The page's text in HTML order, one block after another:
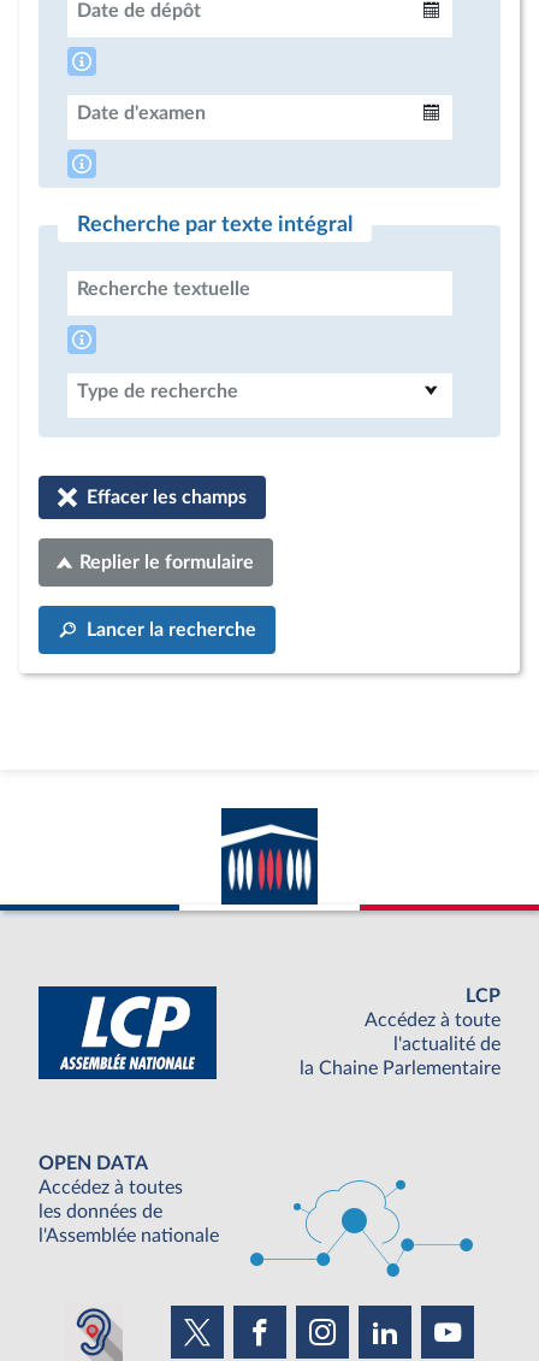
Date de dépôt
Date d'examen
Recherche par texte intégral
Recherche textuelle
Type de recherche
Effacer les champs
Replier le formulaire
Lancer la recherche
LCP
Accédez à toute
l'actualité de
la Chaine Parlementaire
OPEN DATA
Accédez à toutes
les données de
l'Assemblée nationale